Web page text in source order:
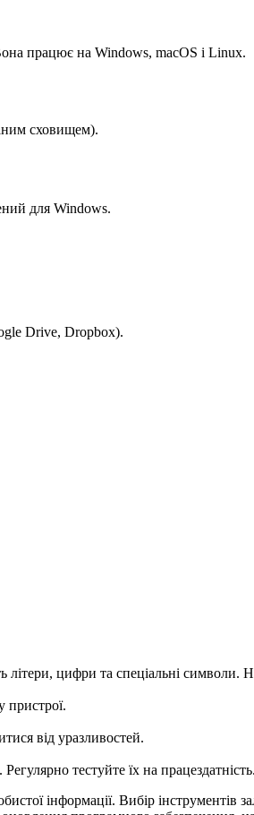
працює на Windows, macOS і Linux.
сховищем).
для Windows.
Drive, Dropbox).
цифри та спеціальні символи.
пристрої.
від уразливостей.
тестуйте їх на працездатність.
інформації. Вибір інструментів